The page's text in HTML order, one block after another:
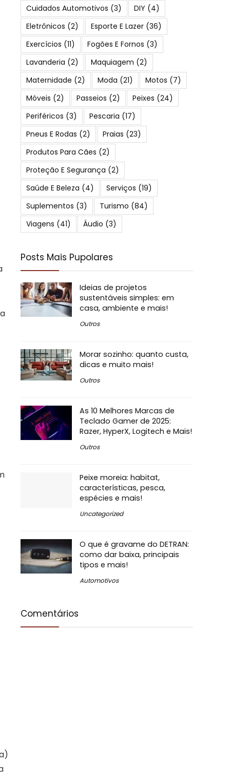
Cuidados Automotivos (3) DIY (4)
Eletrônicos (2) Esporte E Lazer (36)
Exercícios (11) Fogões E Fornos (3)
Lavanderia (2) Maquiagem (2)
Maternidade (2) Moda (21) Motos (7)
Móveis (2) Passeios (2) Peixes (24)
Periféricos (3) Pescaria (17)
Pneus E Rodas (2) Praias (23)
Produtos Para Cães (2)
Proteção E Segurança (2)
Saúde E Beleza (4) Serviços (19)
Suplementos (3) Turismo (84)
Viagens (41) Áudio (3)
Posts Mais Pupolares
Ideias de projetos
sustentáveis simples: em
casa, ambiente e mais!
Outros
Morar sozinho: quanto custa,
dicas e muito mais!
Outros
As 10 Melhores Marcas de
Teclado Gamer de 2025:
Razer, HyperX, Logitech e Mais!
Outros
Peixe moreia: habitat,
características, pesca,
espécies e mais!
Uncategorized
O que é gravame do DETRAN:
como dar baixa, principais
tipos e mais!
Automotivos
Comentários